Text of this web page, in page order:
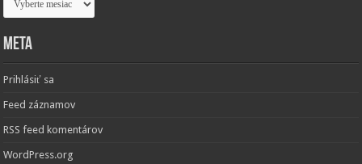
Meta
Prihlásiť sa
Feed záznamov
RSS feed komentárov
WordPress.org